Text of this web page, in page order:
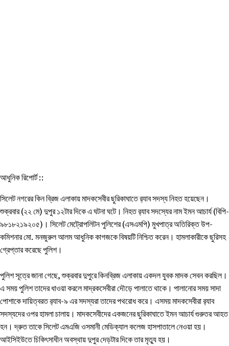
আধুনিক রিপোর্ট ::
সিলেট নগরের কিন ব্রিজ এলাকায় মাদকসেবীর ছুরিকাঘাতে র‌্যাব সদস্য নিহত হয়েছেন।
শুক্রবার (২২ মে) দুপুর ১২টার দিকে এ ঘটনা ঘটে। নিহত র‌্যাব সদস্যের নাম ইমন আচার্য (বিপি-
৯৮১৮২১৯২০৫)। সিলেট মেট্রোপলিটন পুলিশের (এসএমপি) মুখপাত্র অতিরিক্ত উপ-
কমিশনার মো. মনজুরুল আলম আধুনিক কাগজকে বিষয়টি নিশ্চিত করেন। হামলাকারীকে ছুরিসহ
গ্রেপ্তার করেছে পুলিশ।
পুলিশ সূত্রে জানা গেছে, শুক্রবার দুপুরে কিনব্রিজ এলাকায় একদল যুবক মাদক সেবন করছিল।
এ সময় পুলিশ তাদের ধাওয়া করলে মাদ্রকসেবীরা দৌড়ে পালাতে থাকে। পালানোর সময় সাদা
পোশাকে দায়িত্বরত র‌্যাব-৯ এর সদস্যরা তাদের পথরোধ করে। এসময় মাদকসেবীরা র‌্যাব
সদস্যদের ওপর হামলা চালায়। মাদকসেবীদের একজনের ছুরিকাঘাতে ইমন আচার্য গুরুতর আহত
হন। দ্রুত তাকে সিলেট এমএজি ওসমানী মেডিক্যাল কলেজ হাসপাতালে নেওয়া হয়।
আইসিইউতে চিকিৎসাধীন অবস্থায় দুপুর দেড়টার দিকে তার মৃত্যু হয়।